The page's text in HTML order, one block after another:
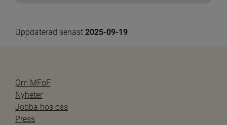
Uppdaterad senast 2025-09-19
Om MFoF
Nyheter
Jobba hos oss
Press